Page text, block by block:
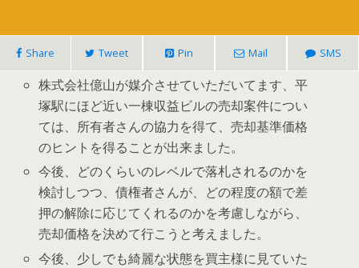
Share Tweet Pin Mail SMS
株式会社億山が媒介させていただいてます、平
塚駅にほど近い一棟収益ビルの売却案件につい
ては、所有者さんの協力を得て、売却基準価格
のヒントを得ることが出来ました。
今後、どのくらいのレベルで落札されるのかを
検討しつつ、債権者さんが、どの程度の額で差
押の解除に応じてくれるのかを考慮しながら、
売却価格を決めて行こうと考えました。
今後、少しでも綺麗な状態を買主様に見ていた